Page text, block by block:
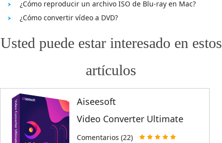
¿Cómo reproducir un archivo ISO de Blu-ray en Mac?
¿Cómo convertir vídeo a DVD?
Usted puede estar interesado en estos
artículos
Aiseesoft
Video Converter Ultimate
Comentarios (22)